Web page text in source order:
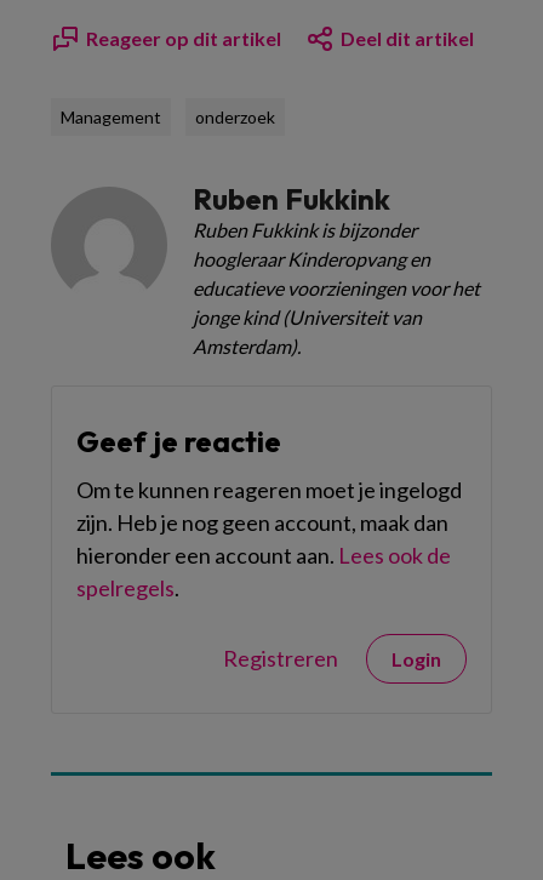
Reageer op dit artikel Deel dit artikel
Management onderzoek
Ruben Fukkink
Ruben Fukkink is bijzonder
hoogleraar Kinderopvang en
educatieve voorzieningen voor het
jonge kind (Universiteit van
Amsterdam).
Geef je reactie
Om te kunnen reageren moet je ingelogd
zijn. Heb je nog geen account, maak dan
hieronder een account aan. Lees ook de
spelregels.
Registreren Login
Lees ook